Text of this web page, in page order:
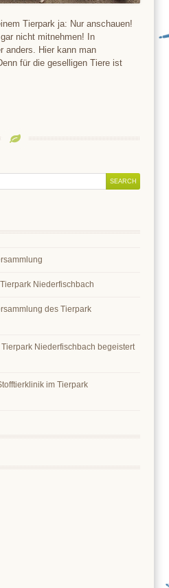
Tierpark ja: Nur anschauen!
nicht mitnehmen! In
anders. Hier kann man
für die geselligen Tiere ist
Niederfischbach
des Tierpark
Niederfischbach begeistert
im Tierpark